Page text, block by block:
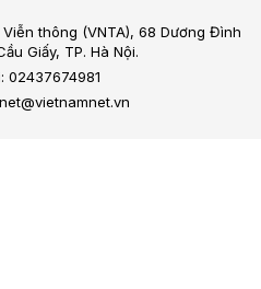
thông (VNTA), 68 Dương Đình
Giấy, TP. Hà Nội.
02437674981